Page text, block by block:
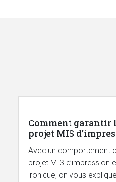
Comment garantir
projet MIS
Avec un comportement
projet MIS d’impression
ironique, on vous